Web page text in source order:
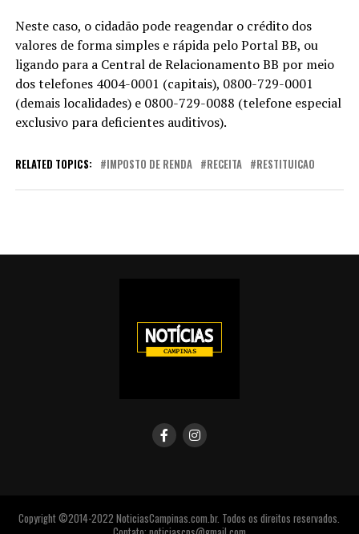
Neste caso, o cidadão pode reagendar o crédito dos
valores de forma simples e rápida pelo Portal BB, ou
ligando para a Central de Relacionamento BB por meio
dos telefones 4004-0001 (capitais), 0800-729-0001
(demais localidades) e 0800-729-0088 (telefone especial
exclusivo para deficientes auditivos).
RELATED TOPICS: IMPOSTO DE RENDA RECEITA RESTITUICAO
Copyright ©2014-2022 NoticiasCampinas.com.br. Todos os direitos reservados.